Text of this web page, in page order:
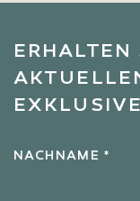
ERHALTEN
NACHNAME *